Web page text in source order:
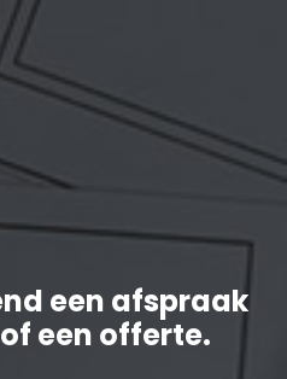
een afspraak
een offerte.